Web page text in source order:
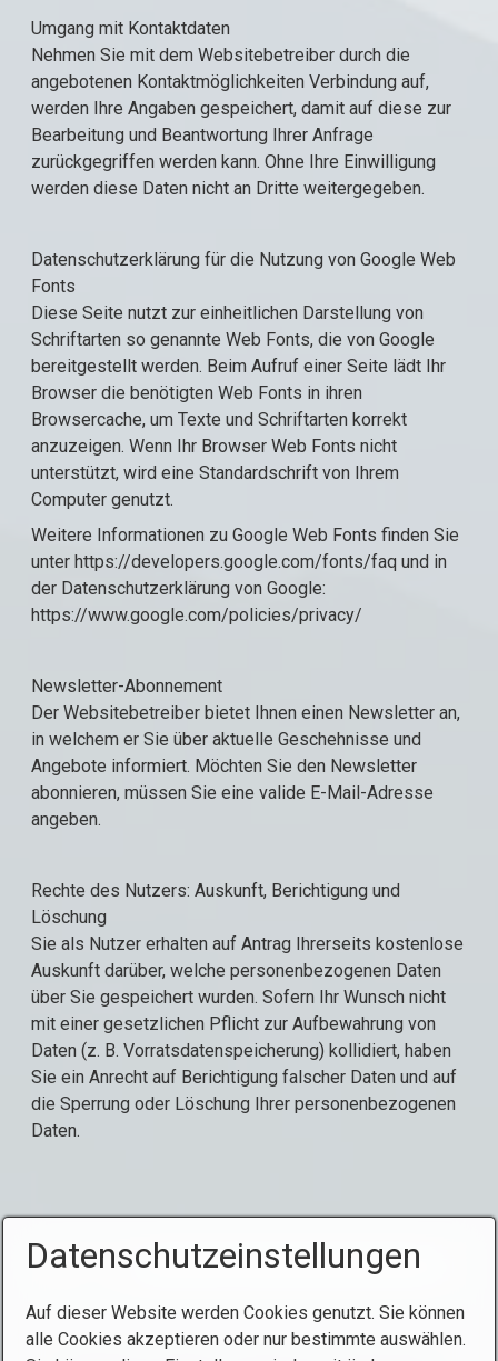
Umgang mit Kontaktdaten
Nehmen Sie mit dem Websitebetreiber durch die
angebotenen Kontaktmöglichkeiten Verbindung auf,
werden Ihre Angaben gespeichert, damit auf diese zur
Bearbeitung und Beantwortung Ihrer Anfrage
zurückgegriffen werden kann. Ohne Ihre Einwilligung
werden diese Daten nicht an Dritte weitergegeben.
Datenschutzerklärung für die Nutzung von Google Web
Fonts
Diese Seite nutzt zur einheitlichen Darstellung von
Schriftarten so genannte Web Fonts, die von Google
bereitgestellt werden. Beim Aufruf einer Seite lädt Ihr
Browser die benötigten Web Fonts in ihren
Browsercache, um Texte und Schriftarten korrekt
anzuzeigen. Wenn Ihr Browser Web Fonts nicht
unterstützt, wird eine Standardschrift von Ihrem
Computer genutzt.
Weitere Informationen zu Google Web Fonts finden Sie
unter https://developers.google.com/fonts/faq und in
der Datenschutzerklärung von Google:
https://www.google.com/policies/privacy/
Newsletter-Abonnement
Der Websitebetreiber bietet Ihnen einen Newsletter an,
in welchem er Sie über aktuelle Geschehnisse und
Angebote informiert. Möchten Sie den Newsletter
abonnieren, müssen Sie eine valide E-Mail-Adresse
angeben.
Rechte des Nutzers: Auskunft, Berichtigung und
Löschung
Sie als Nutzer erhalten auf Antrag Ihrerseits kostenlose
Auskunft darüber, welche personenbezogenen Daten
über Sie gespeichert wurden. Sofern Ihr Wunsch nicht
mit einer gesetzlichen Pflicht zur Aufbewahrung von
Daten (z. B. Vorratsdatenspeicherung) kollidiert, haben
Sie ein Anrecht auf Berichtigung falscher Daten und auf
die Sperrung oder Löschung Ihrer personenbezogenen
Daten.
Datenschutzeinstellungen
Auf dieser Website werden Cookies genutzt. Sie können
alle Cookies akzeptieren oder nur bestimmte auswählen.